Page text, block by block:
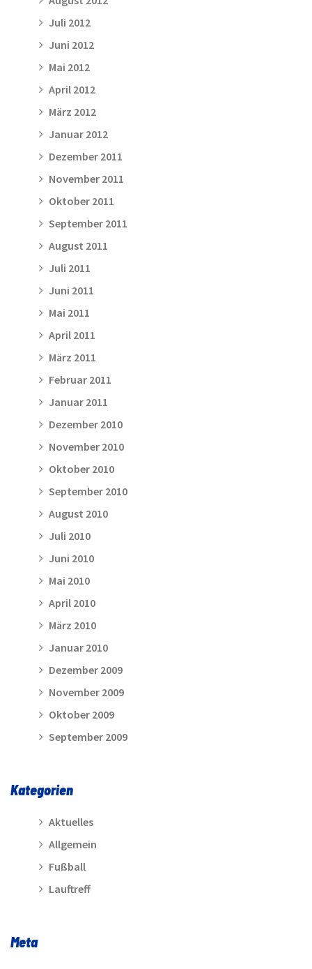
Juli 2012
Juni 2012
Mai 2012
April 2012
März 2012
Januar 2012
Dezember 2011
November 2011
Oktober 2011
September 2011
August 2011
Juli 2011
Juni 2011
Mai 2011
April 2011
März 2011
Februar 2011
Januar 2011
Dezember 2010
November 2010
Oktober 2010
September 2010
August 2010
Juli 2010
Juni 2010
Mai 2010
April 2010
März 2010
Januar 2010
Dezember 2009
November 2009
Oktober 2009
September 2009
Kategorien
Aktuelles
Allgemein
Fußball
Lauftreff
Meta